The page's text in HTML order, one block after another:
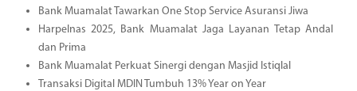
Bank Muamalat Tawarkan One Stop Service Asuransi Jiwa
Harpelnas 2025, Bank Muamalat Jaga Layanan Tetap Andal
dan Prima
Bank Muamalat Perkuat Sinergi dengan Masjid Istiqlal
Transaksi Digital MDIN Tumbuh 13% Year on Year